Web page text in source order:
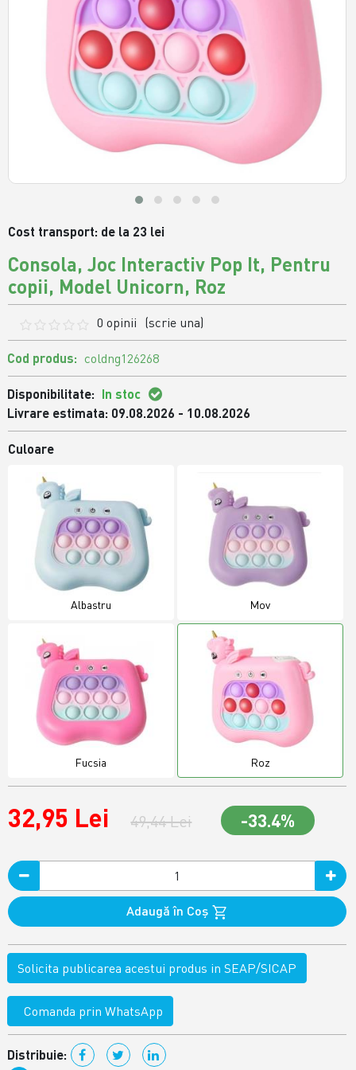
Cost transport: de la 23 lei
Consola, Joc Interactiv Pop It, Pentru
copii, Model Unicorn, Roz
0 opinii (scrie una)
Cod produs: coldng126268
Disponibilitate: In stoc
Livrare estimata: 09.08.2026 - 10.08.2026
Culoare
Albastru Mov
Fucsia Roz
32,95 Lei 49,44 Lei -33.4%
Adaugă în Coş
Solicita publicarea acestui produs in SEAP/SICAP
Comanda prin WhatsApp
Distribuie: